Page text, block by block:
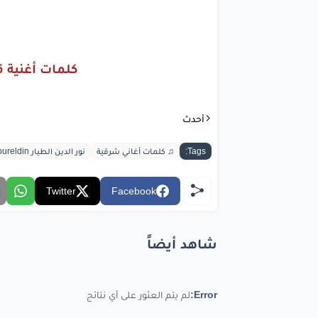
مش
كلمات أغنية
أحدث
Tags: ♫ كلمات أغاني شرقية نور الدين الطيار Xoureldin
Facebook
Twitter
شاهد أيضاً
Error: لم يتم العثور على أي نتائج